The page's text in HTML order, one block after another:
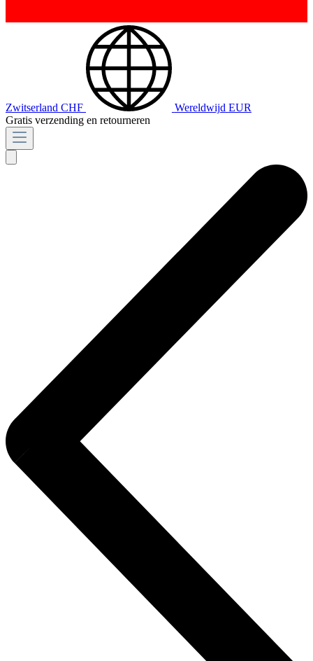
Zwitserland CHF Wereldwijd EUR
Gratis verzending en retourneren